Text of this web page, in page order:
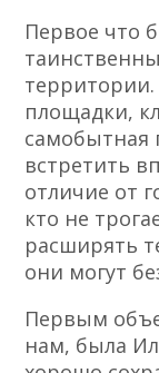
Первое что
площадки,
самобытная
встретить
отличие от
кто не
расширять
они могут
Первым
нам, была